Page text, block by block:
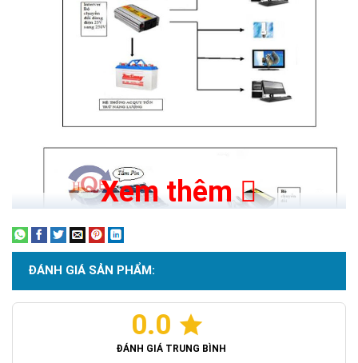
Xem thêm
ĐÁNH GIÁ SẢN PHẨM:
0.0
ĐÁNH GIÁ TRUNG BÌNH